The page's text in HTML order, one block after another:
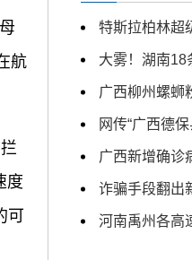
航
度
可
广西新增确诊
河南禹州各高